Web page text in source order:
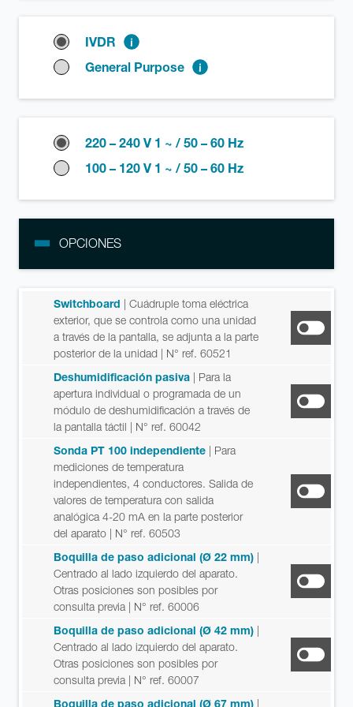
IVDR
General Purpose
220 – 240 V 1 ~ / 50 – 60 Hz
100 – 120 V 1 ~ / 50 – 60 Hz
OPCIONES
Switchboard | Cuádruple toma eléctrica
exterior, que se controla como una unidad
a través de la pantalla, se adjunta a la parte
posterior de la unidad | N° ref. 60521
Deshumidificación pasiva | Para la
apertura individual o programada de un
módulo de deshumidificación a través de
la pantalla táctil | N° ref. 60042
Sonda PT 100 independiente | Para
mediciones de temperatura
independientes, 4 conductores. Salida de
valores de temperatura con salida
analógica 4-20 mA en la parte posterior
del aparato | N° ref. 60503
Boquilla de paso adicional (Ø 22 mm) |
Centrado al lado izquierdo del aparato.
Otras posiciones son posibles por
consulta previa | N° ref. 60006
Boquilla de paso adicional (Ø 42 mm) |
Centrado al lado izquierdo del aparato.
Otras posiciones son posibles por
consulta previa | N° ref. 60007
Boquilla de paso adicional (Ø 67 mm) |